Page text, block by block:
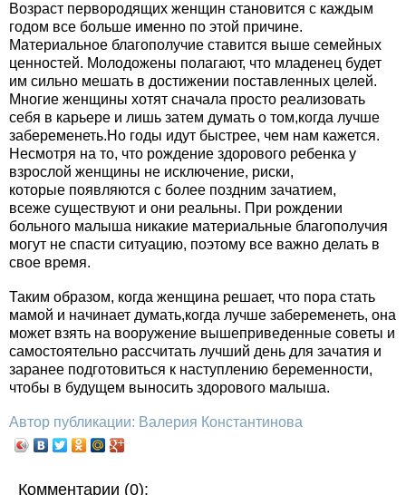
Возраст первородящих женщин становится с каждым
годом все больше именно по этой причине.
Материальное благополучие ставится выше семейных
ценностей. Молодожены полагают, что младенец будет
им сильно мешать в достижении поставленных целей.
Многие женщины хотят сначала просто реализовать
себя в карьере и лишь затем думать о том,когда лучше
забеременеть.Но годы идут быстрее, чем нам кажется.
Несмотря на то, что рождение здорового ребенка у
взрослой женщины не исключение, риски,
которые появляются с более поздним зачатием,
всеже существуют и они реальны. При рождении
больного малыша никакие материальные благополучия
могут не спасти ситуацию, поэтому все важно делать в
свое время.
Таким образом, когда женщина решает, что пора стать
мамой и начинает думать,когда лучше забеременеть, она
может взять на вооружение вышеприведенные советы и
самостоятельно рассчитать лучший день для зачатия и
заранее подготовиться к наступлению беременности,
чтобы в будущем выносить здорового малыша.
Автор публикации: Валерия Константинова
Комментарии (0):